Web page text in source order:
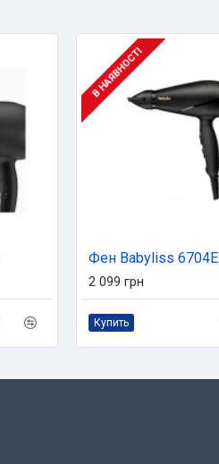
В НАЯВНОСТІ
Фен Babyliss 6704E
2 099 грн
Купить